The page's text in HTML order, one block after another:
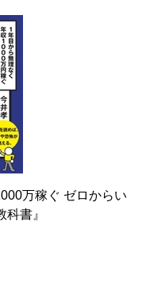
万稼ぐ ゼロからい
書』